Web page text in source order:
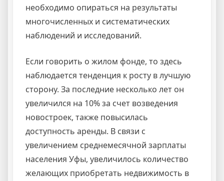
необходимо опираться на результаты
многочисленных и систематических
наблюдений и исследований.
Если говорить о жилом фонде, то здесь
наблюдается тенденция к росту в лучшую
сторону. За последние несколько лет он
увеличился на 10% за счет возведения
новостроек, также повысилась
доступность аренды. В связи с
увеличением среднемесячной зарплаты
населения Уфы, увеличилось количество
желающих приобретать недвижимость в